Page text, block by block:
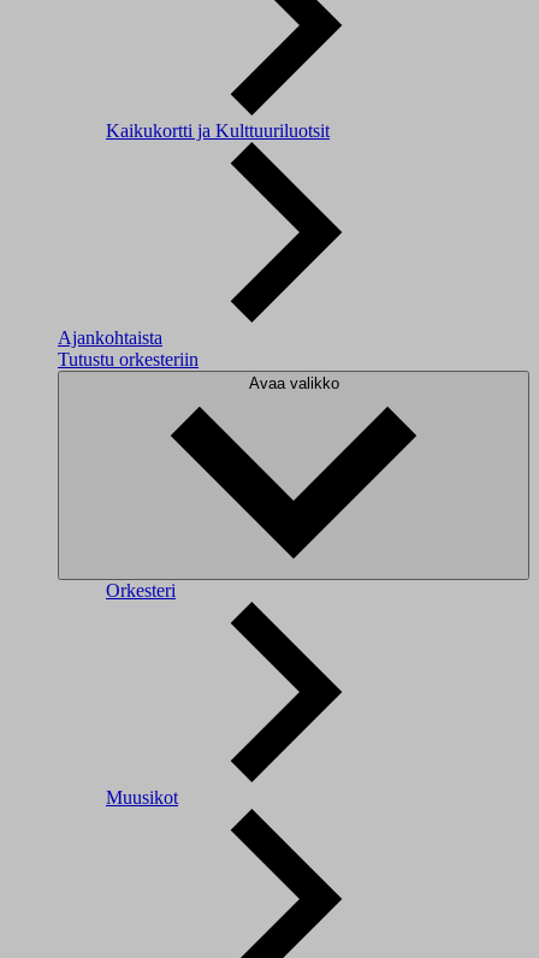
Kaikukortti ja Kulttuuriluotsit
Ajankohtaista
Tutustu orkesteriin
Avaa valikko
Orkesteri
Muusikot